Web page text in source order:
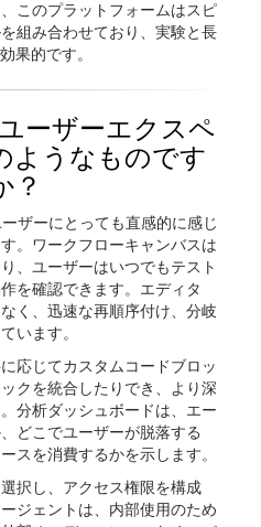
このプラットフォームはスピ
組み合わせており、実験と長
果的です。
ーザーエクスペ
ようなものです
？
ザーにとっても直感的に感じ
。ワークフローキャンバスは
、ユーザーはいつでもテスト
を確認できます。エディタ
く、迅速な再順序付け、分岐
います。
応じてカスタムコードブロッ
クを統合したりでき、より深
分析ダッシュボードは、エー
どこでユーザーが脱落する
スを消費するかを示します。
択し、アクセス権限を構成
ジェントは、内部使用のため